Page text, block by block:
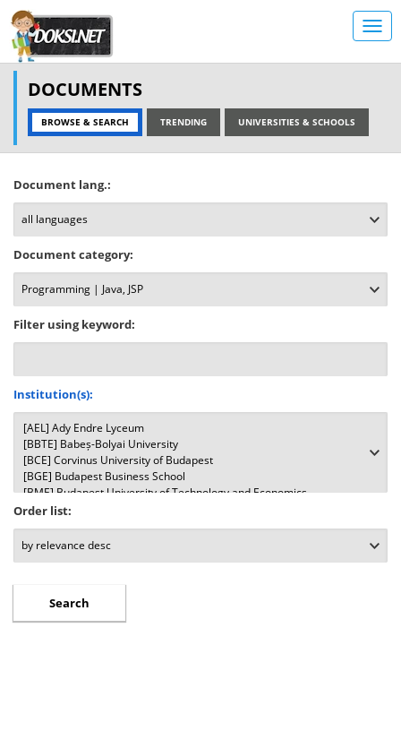
DOCUMENTS
BROWSE & SEARCH TRENDING UNIVERSITIES & SCHOOLS
Document lang.:
Document category:
Filter using keyword:
Institution(s):
Order list: